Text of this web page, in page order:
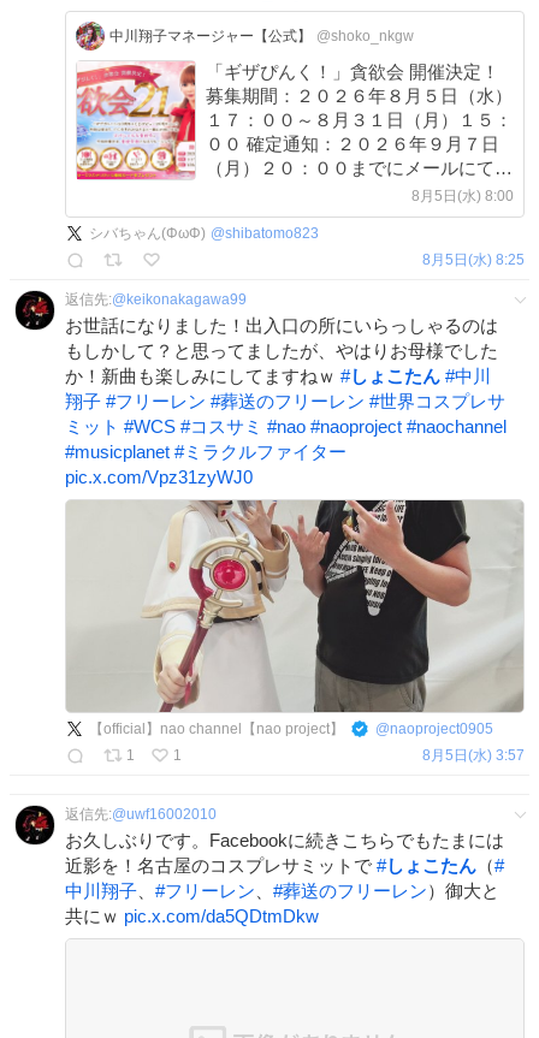
中川翔子マネージャー【公式】 @shoko_nkgw
「ギザぴんく！」貪欲会 開催決定！
募集期間：２０２６年８月５日（水）
１７：００～８月３１日（月）１５：
００ 確定通知：２０２６年９月７日
（月）２０：００までにメールにて配
信いたします 入金期限：２０２６年
９月１４日（月）１５：００まで 詳
細はこちらから⬇️
shokotan.jp/news/CRbF3qW4K…
8月5日(水) 8:00
シバちゃん(ΦωΦ) @shibatomo823
8月5日(水) 8:25
返信先:@ keikonakagawa99
お世話になりました！出入口の所にいらっしゃるのは
もしかして？と思ってましたが、やはりお母様でした
か！新曲も楽しみにしてますねｗ #しょこたん #中川
翔子 #フリーレン #葬送のフリーレン #世界コスプレサ
ミット #WCS #コスサミ #nao #naoproject #naochannel
#musicplanet #ミラクルファイター
pic.x.com/Vpz31zyWJ0
【official】nao channel【nao project】 @naoproject0905
1
1 8月5日(水) 3:57
返信先:@uwf16002010
お久しぶりです。Facebookに続きこちらでもたまには
近影を！名古屋のコスプレサミットで #しょこたん （#
中川翔子
#フリーレン #葬送のフリーレン）御大と
共にｗ pic.x.com/da5QDtmDkw